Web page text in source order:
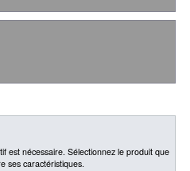
est nécessaire. Sélectionnez le produit que
ses caractéristiques.